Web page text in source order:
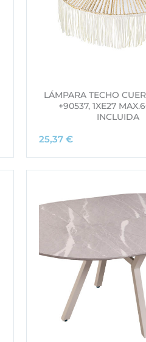
LÁMPARA TECHO
+90537, 1XE27
INCLUIDA
25,37 €